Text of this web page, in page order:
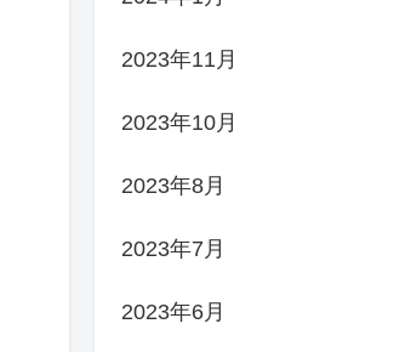
2023年11月
2023年10月
2023年8月
2023年7月
2023年6月